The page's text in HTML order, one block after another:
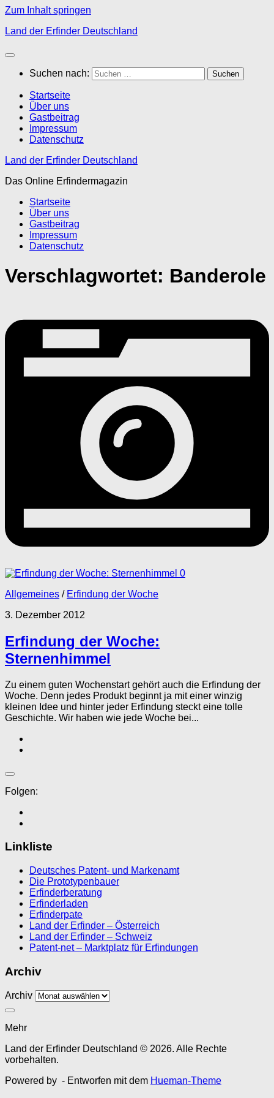
Zum Inhalt springen
Land der Erfinder Deutschland
Suchen nach:
Startseite
Über uns
Gastbeitrag
Impressum
Datenschutz
Land der Erfinder Deutschland
Das Online Erfindermagazin
Startseite
Über uns
Gastbeitrag
Impressum
Datenschutz
Verschlagwortet: Banderole
0
Allgemeines / Erfindung der Woche
3. Dezember 2012
Erfindung der Woche:
Sternenhimmel
Zu einem guten Wochenstart gehört auch die Erfindung der
Woche. Denn jedes Produkt beginnt ja mit einer winzig
kleinen Idee und hinter jeder Erfindung steckt eine tolle
Geschichte. Wir haben wie jede Woche bei...
Folgen:
Linkliste
Deutsches Patent- und Markenamt
Die Prototypenbauer
Erfinderberatung
Erfinderladen
Erfinderpate
Land der Erfinder – Österreich
Land der Erfinder – Schweiz
Patent-net – Marktplatz für Erfindungen
Archiv
Archiv
Mehr
Land der Erfinder Deutschland © 2026. Alle Rechte
vorbehalten.
Powered by - Entworfen mit dem Hueman-Theme